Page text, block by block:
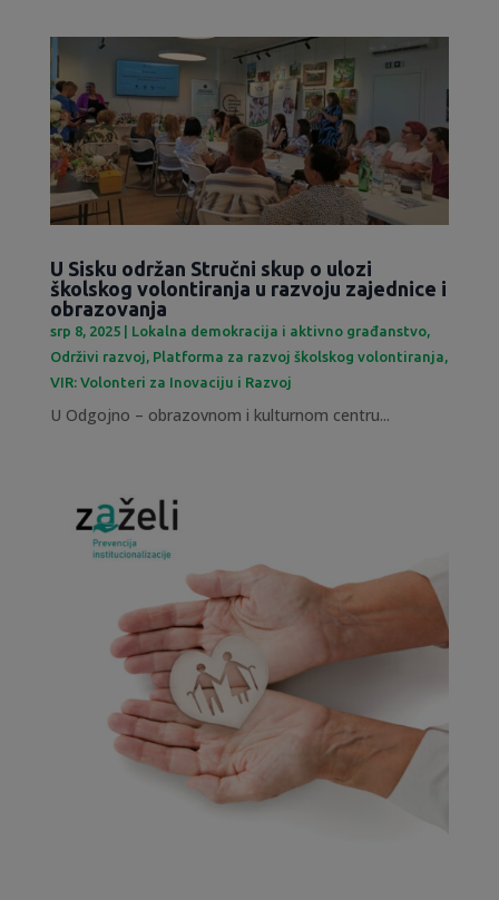
U Sisku održan Stručni skup o ulozi
školskog volontiranja u razvoju zajednice i
obrazovanja
srp 8, 2025| Lokalna demokracija i aktivno građanstvo,
Održivi razvoj, Platforma za razvoj školskog volontiranja,
VIR: Volonteri za Inovaciju i Razvoj
U Odgojno – obrazovnom i kulturnom centru...